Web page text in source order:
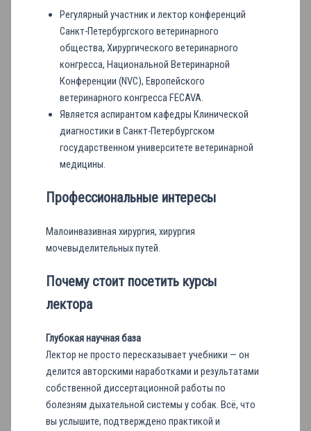
Регулярный участник и лектор конференций
Санкт-Петербургского ветеринарного
общества, Хирургического ветеринарного
конгресса, Национальной Ветеринарной
Конференции (NVC), Европейского
ветеринарного конгресса FECAVA.
Является аспирантом кафедры Клинической
диагностики в Санкт-Петербургском
государственном университете ветеринарной
медицины.
Профессиональные интересы
Малоинвазивная хирургия, хирургия
мочевыделительных путей.
Почему стоит посетить курсы
лектора
Глубокая научная база
Лектор не просто пересказывает учебники — он
делится авторскими наработками и результатами
собственной диссертационной работы по
болезням дыхательной системы у собак. Всё, что
вы услышите, подтверждено практикой и